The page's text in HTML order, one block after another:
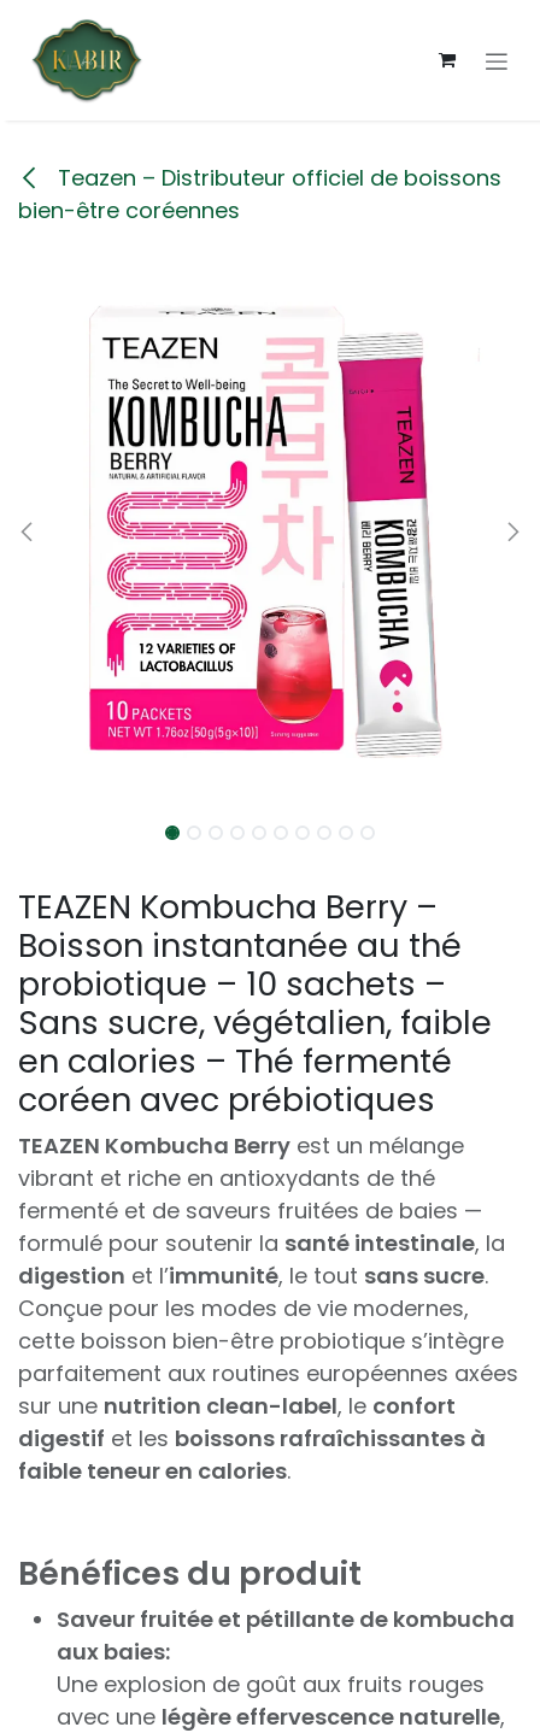
Se rendre au contenu
Teazen – Distributeur officiel de boissons
bien-être coréennes
TEAZEN Kombucha Berry –
Boisson instantanée au thé
probiotique – 10 sachets –
Sans sucre, végétalien, faible
en calories – Thé fermenté
coréen avec prébiotiques
TEAZEN Kombucha Berry est un mélange
vibrant et riche en antioxydants de thé
fermenté et de saveurs fruitées de baies —
formulé pour soutenir la santé intestinale, la
digestion et l’immunité, le tout sans sucre.
Conçue pour les modes de vie modernes,
cette boisson bien-être probiotique s’intègre
parfaitement aux routines européennes axées
sur une nutrition clean-label, le confort
digestif et les boissons rafraîchissantes à
faible teneur en calories.
Bénéfices du produit
Saveur fruitée et pétillante de kombucha
aux baies:
Une explosion de goût aux fruits rouges
avec une légère effervescence naturelle,